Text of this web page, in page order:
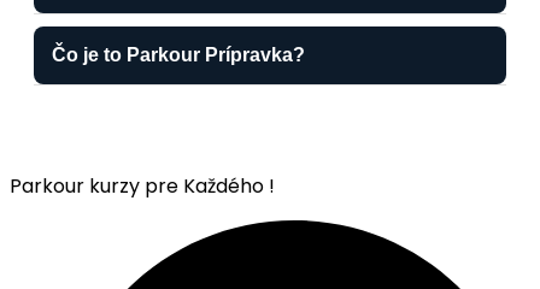
Čo je to Parkour Prípravka?
Parkour kurzy pre Každého !